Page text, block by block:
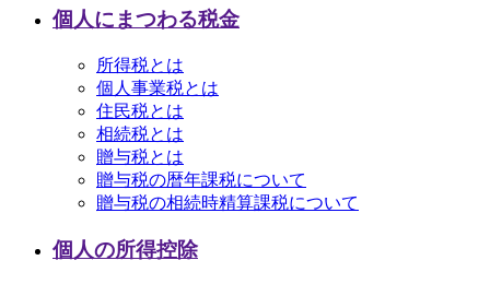
個人にまつわる税金
所得税とは
個人事業税とは
住民税とは
相続税とは
贈与税とは
贈与税の暦年課税について
贈与税の相続時精算課税について
個人の所得控除